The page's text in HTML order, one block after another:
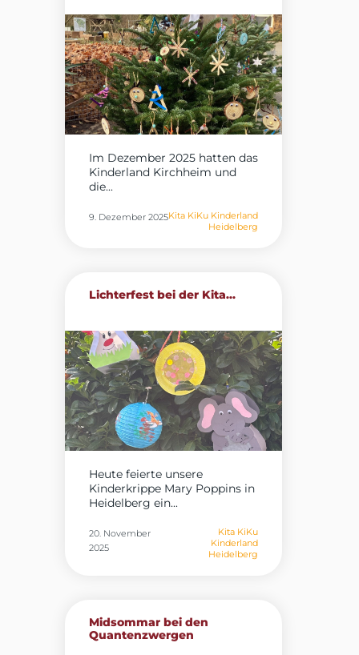
Im Dezember 2025 hatten das
Kinderland Kirchheim und
die...
9. Dezember 2025Kita KiKu Kinderland
Heidelberg
Lichterfest bei der Kita...
Heute feierte unsere
Kinderkrippe Mary Poppins in
Heidelberg ein...
20. November
2025
Kita KiKu
Kinderland
Heidelberg
Midsommar bei den
Quantenzwergen